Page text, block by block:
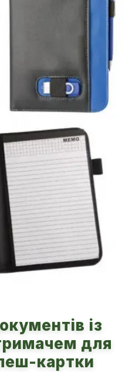
із
для
картки